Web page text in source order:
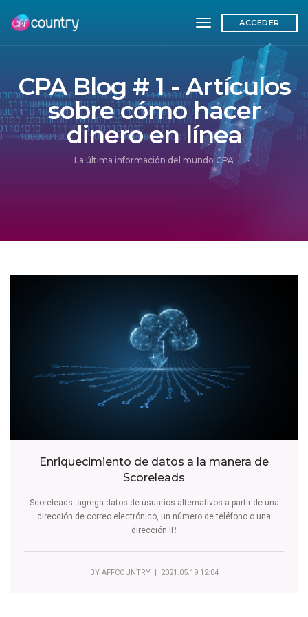
toggle navigation
ACCEDER
CPA Blog # 1 - Artículos
sobre cómo hacer
dinero en línea
La última información del mundo CPA
Enriquecimiento de datos a la manera de
Scoreleads
Scoreleads: agrega datos de usuarios alternativos a partir de una
dirección de correo electrónico, un número de teléfono o una
dirección IP.
BY AFFCOUNTRY| 2021.05.19 12:04